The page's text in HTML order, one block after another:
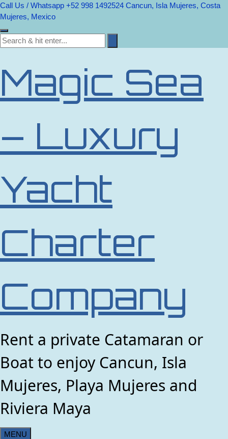
Call Us / Whatsapp +52 998 1492524 Cancun, Isla Mujeres, Costa
Mujeres, Mexico
Magic Sea
– Luxury
Yacht
Charter
Company
Rent a private Catamaran or
Boat to enjoy Cancun, Isla
Mujeres, Playa Mujeres and
Riviera Maya
MENU